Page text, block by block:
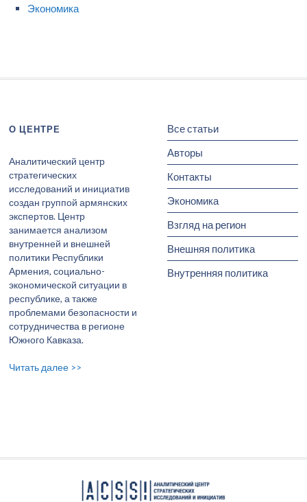
Экономика
О ЦЕНТРЕ
Аналитический центр
стратегических
исследований и инициатив
создан группой армянских
экспертов. Центр
занимается анализом
внутренней и внешней
политики Республики
Армения, социально-
экономической ситуации в
республике, а также
проблемами безопасности и
сотрудничества в регионе
Южного Кавказа.
Читать далее >>
Все статьи
Авторы
Контакты
Экономика
Взгляд на регион
Внешняя политика
Внутренняя политика